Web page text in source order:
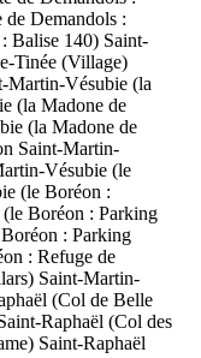
de Demandols :
Balise 140) Saint-
Tinée (Village)
Martin-Vésubie (la
(la Madone de
(la Madone de
Saint-Martin-
Vésubie (le
(le Boréon :
Boréon : Parking
: Parking
: Refuge de
Saint-Martin-
(Col de Belle
Raphaël (Col des
Saint-Raphaël